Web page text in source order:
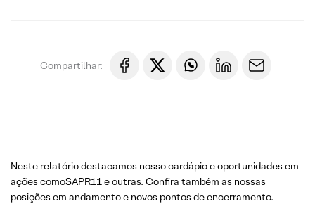
Compartilhar:
Neste relatório destacamos nosso cardápio e oportunidades em
ações comoSAPR11 e outras. Confira também as nossas
posições em andamento e novos pontos de encerramento.